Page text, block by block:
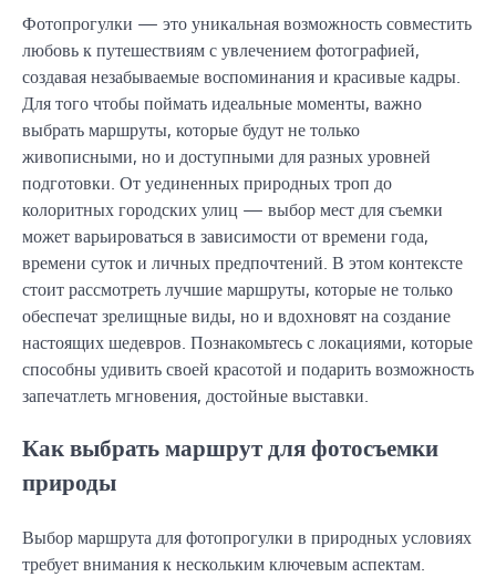
Фотопрогулки — это уникальная возможность совместить
любовь к путешествиям с увлечением фотографией,
создавая незабываемые воспоминания и красивые кадры.
Для того чтобы поймать идеальные моменты, важно
выбрать маршруты, которые будут не только
живописными, но и доступными для разных уровней
подготовки. От уединенных природных троп до
колоритных городских улиц — выбор мест для съемки
может варьироваться в зависимости от времени года,
времени суток и личных предпочтений. В этом контексте
стоит рассмотреть лучшие маршруты, которые не только
обеспечат зрелищные виды, но и вдохновят на создание
настоящих шедевров. Познакомьтесь с локациями, которые
способны удивить своей красотой и подарить возможность
запечатлеть мгновения, достойные выставки.
Как выбрать маршрут для фотосъемки
природы
Выбор маршрута для фотопрогулки в природных условиях
требует внимания к нескольким ключевым аспектам.